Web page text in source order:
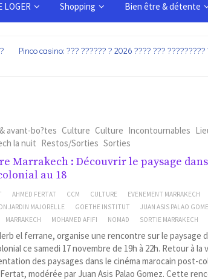
LOGER Shopping Bien être & détente
Pinco casino: ??? ?????? ? 2026 ???? ???
avant-bo?tes Culture Culture Incontournables
la nuit Restos/Sorties Sorties
Marrakech : Découvrir le paysage
au 18
AHMED FERTAT CCM CULTURE
EVENEMENT MARRAKECH
JARDIN MAJORELLE
GOETHE INSTITUT JUAN ASIS PALAO
MARRAKECH MOHAMED AFIFI NOMAD SORTIE MARRAKECH
el ferrane, organise une rencontre sur le paysage
ce samedi 17 novembre de 19h à 22h. Retour à la
des paysages dans le cinéma marocain post-
modérée par Juan Asis Palao Gomez. Cette